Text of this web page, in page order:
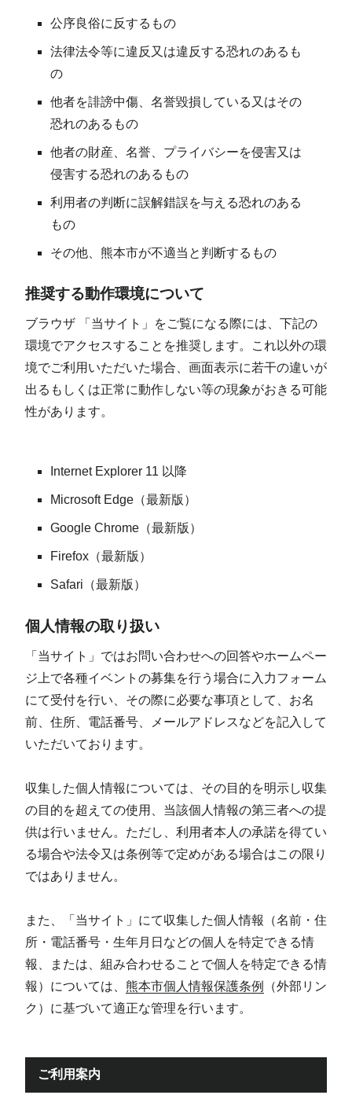
公序良俗に反するもの
法律法令等に違反又は違反する恐れのあるも
の
他者を誹謗中傷、名誉毀損している又はその
恐れのあるもの
他者の財産、名誉、プライバシーを侵害又は
侵害する恐れのあるもの
利用者の判断に誤解錯誤を与える恐れのある
もの
その他、熊本市が不適当と判断するもの
推奨する動作環境について
ブラウザ 「当サイト」をご覧になる際には、下記の
環境でアクセスすることを推奨します。これ以外の環
境でご利用いただいた場合、画面表示に若干の違いが
出るもしくは正常に動作しない等の現象がおきる可能
性があります。
Internet Explorer 11 以降
Microsoft Edge（最新版）
Google Chrome（最新版）
Firefox（最新版）
Safari（最新版）
個人情報の取り扱い
「当サイト」ではお問い合わせへの回答やホームペー
ジ上で各種イベントの募集を行う場合に入力フォーム
にて受付を行い、その際に必要な事項として、お名
前、住所、電話番号、メールアドレスなどを記入して
いただいております。
収集した個人情報については、その目的を明示し収集
の目的を超えての使用、当該個人情報の第三者への提
供は行いません。ただし、利用者本人の承諾を得てい
る場合や法令又は条例等で定めがある場合はこの限り
ではありません。
また、「当サイト」にて収集した個人情報（名前・住
所・電話番号・生年月日などの個人を特定できる情
報、または、組み合わせることで個人を特定できる情
報）については、 熊本市個人情報保護条例
（外部リン
ク）に基づいて適正な管理を行います。
ご利用案内